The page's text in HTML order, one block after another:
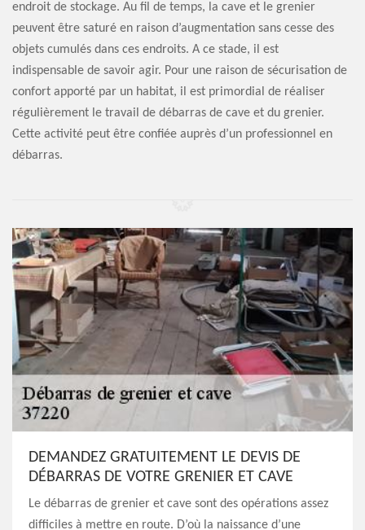
endroit de stockage. Au fil de temps, la cave et le grenier
peuvent être saturé en raison d’augmentation sans cesse des
objets cumulés dans ces endroits. A ce stade, il est
indispensable de savoir agir. Pour une raison de sécurisation de
confort apporté par un habitat, il est primordial de réaliser
régulièrement le travail de débarras de cave et du grenier.
Cette activité peut être confiée auprès d’un professionnel en
débarras.
DEMANDEZ GRATUITEMENT LE DEVIS DE
DÉBARRAS DE VOTRE GRENIER ET CAVE
Le débarras de grenier et cave sont des opérations assez
difficiles à mettre en route. D’où la naissance d’une